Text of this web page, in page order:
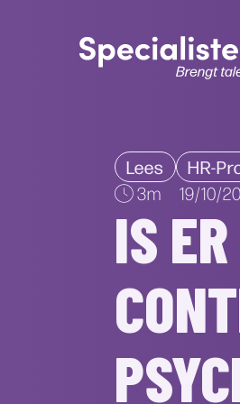
Lees HR-
3m 19/10/
IS